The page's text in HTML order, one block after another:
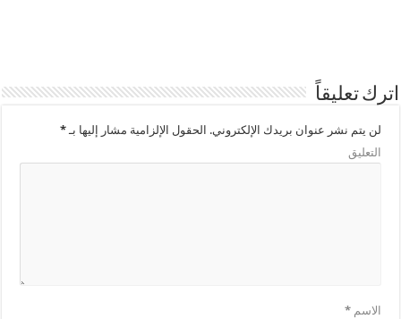
اترك تعليقاً
لن يتم نشر عنوان بريدك الإلكتروني. الحقول الإلزامية مشار إليها بـ*
التعليق
الاسم*